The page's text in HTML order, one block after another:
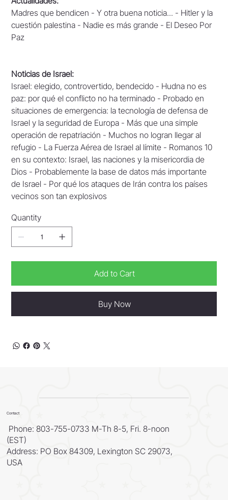
Madres que bendicen - Y otra buena noticia... - Hitler y la
cuestión palestina - Nadie es más grande - El Deseo Por
Paz
Noticias de Israel:
Israel: elegido, controvertido, bendecido - Hudna no es
paz: por qué el conflicto no ha terminado - Probado en
situaciones de emergencia: la tecnología de defensa de
Israel y la seguridad de Europa - Más que una simple
operación de repatriación - Muchos no logran llegar al
refugio - La Fuerza Aérea de Israel al límite - Romanos 10
en su contexto: Israel, las naciones y la misericordia de
Dios - Probablemente la base de datos más importante
de Israel - Por qué los ataques de Irán contra los países
vecinos son tan explosivos
Quantity
Add to Cart
Buy Now
Contact
Phone: 803-755-0733 M-Th 8-5, Fri. 8-noon
(EST)
Address: PO Box 84309, Lexington SC 29073,
USA